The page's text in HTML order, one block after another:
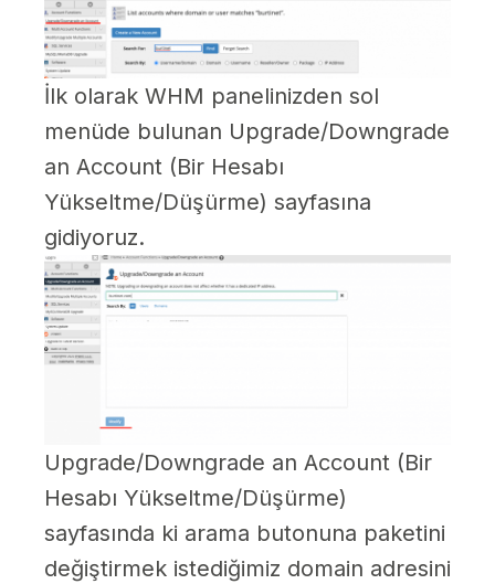
İlk olarak WHM panelinizden sol
menüde bulunan Upgrade/Downgrade
an Account (Bir Hesabı
Yükseltme/Düşürme) sayfasına
gidiyoruz.
Upgrade/Downgrade an Account (Bir
Hesabı Yükseltme/Düşürme)
sayfasında ki arama butonuna paketini
değiştirmek istediğimiz domain adresini